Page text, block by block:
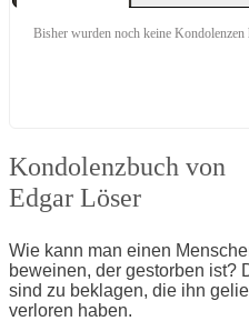
Bisher wurden noch keine
Kondolenzbuch von
Edgar Löser
Wie kann man einen
beweinen, der gestorben ist?
sind zu beklagen, die ihn
verloren haben.